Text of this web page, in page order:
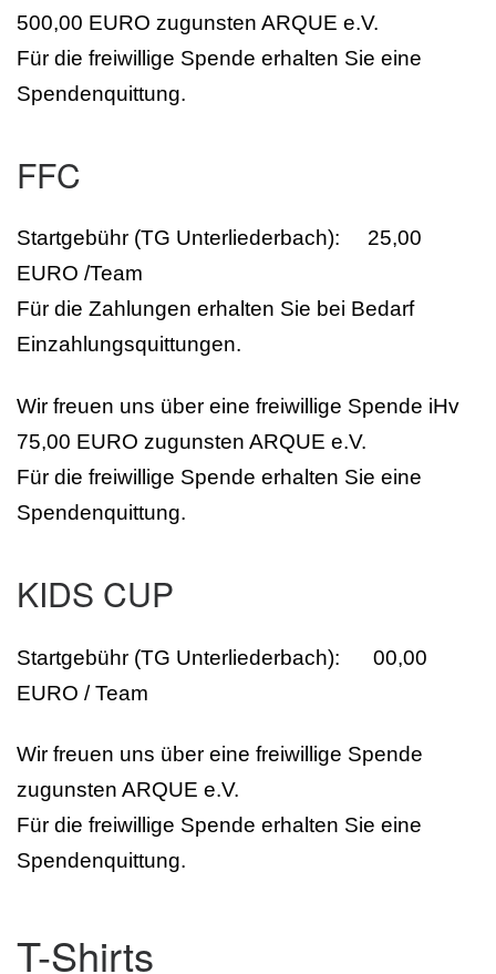
500,00 EURO zugunsten ARQUE e.V.
Für die freiwillige Spende erhalten Sie eine
Spendenquittung.
FFC
Startgebühr (TG Unterliederbach): 25,00
EURO /Team
Für die Zahlungen erhalten Sie bei Bedarf
Einzahlungsquittungen.
Wir freuen uns über eine freiwillige Spende iHv
75,00 EURO zugunsten ARQUE e.V.
Für die freiwillige Spende erhalten Sie eine
Spendenquittung.
KIDS CUP
Startgebühr (TG Unterliederbach): 00,00
EURO / Team
Wir freuen uns über eine freiwillige Spende
zugunsten ARQUE e.V.
Für die freiwillige Spende erhalten Sie eine
Spendenquittung.
T-Shirts